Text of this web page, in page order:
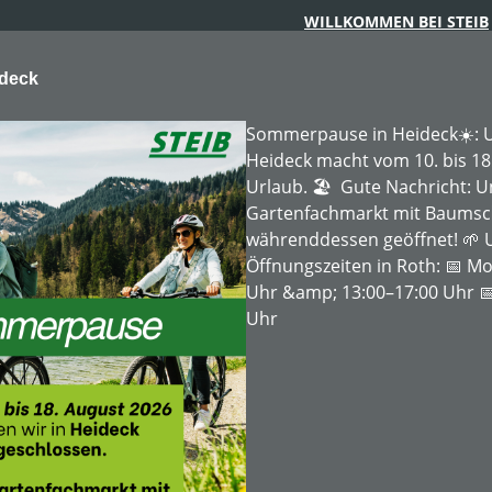
WILLKOMMEN BEI STEIB
FORSTTECHNIK BAUMSCHULE
45Stk.
Sommerpause in Heideck☀️:
Heideck macht vom 10. bis
Urlaub. 🏖️ Gute Nachricht:
Gartenfachmarkt mit
währenddessen geöffnet! 🌱
Öffnungszeiten in Roth: 📅
Uhr &amp; 13:00–17:00 Uhr
Uhr